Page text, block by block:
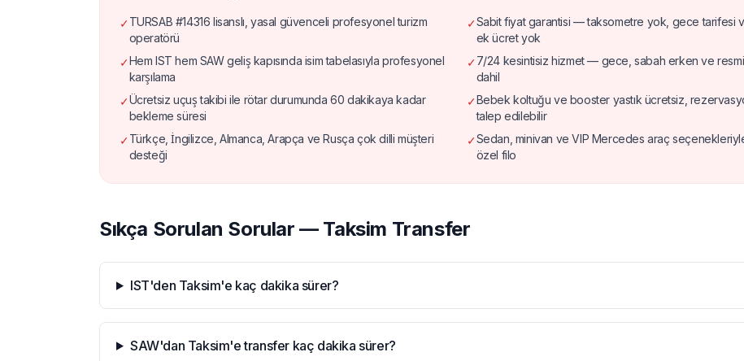
✓TURSAB #14316 lisanslı, yasal güvenceli profesyonel turizm
operatörü
✓Sabit fiyat garantisi — taksometre yok, gece tarifesi
ek ücret yok
✓Hem IST hem SAW geliş kapısında isim tabelasıyla profesyonel
karşılama
✓7/24 kesintisiz hizmet — gece, sabah erken ve resmi
dahil
✓Ücretsiz uçuş takibi ile rötar durumunda 60 dakikaya kadar
bekleme süresi
✓Bebek koltuğu ve booster yastık ücretsiz,
talep edilebilir
✓Türkçe, İngilizce, Almanca, Arapça ve Rusça çok dilli müşteri
desteği
✓Sedan, minivan ve VIP Mercedes araç
özel filo
Sıkça Sorulan Sorular — Taksim Transfer
IST'den Taksim'e kaç dakika sürer?
SAW'dan Taksim'e transfer kaç dakika sürer?